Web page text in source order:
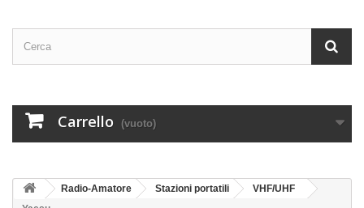
Carrello (vuoto)
Radio-Amatore Stazioni portatili
VHF/UHF